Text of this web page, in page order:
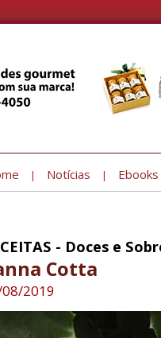
| Notícias | Ebooks
- Doces e
Cotta
2019